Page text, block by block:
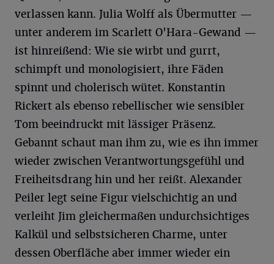
verlassen kann. Julia Wolff als Übermutter —
unter anderem im Scarlett O'Hara-Gewand —
ist hinreißend: Wie sie wirbt und gurrt,
schimpft und monologisiert, ihre Fäden
spinnt und cholerisch wütet. Konstantin
Rickert als ebenso rebellischer wie sensibler
Tom beeindruckt mit lässiger Präsenz.
Gebannt schaut man ihm zu, wie es ihn immer
wieder zwischen Verantwortungsgefühl und
Freiheitsdrang hin und her reißt. Alexander
Peiler legt seine Figur vielschichtig an und
verleiht Jim gleichermaßen undurchsichtiges
Kalkül und selbstsicheren Charme, unter
dessen Oberfläche aber immer wieder ein